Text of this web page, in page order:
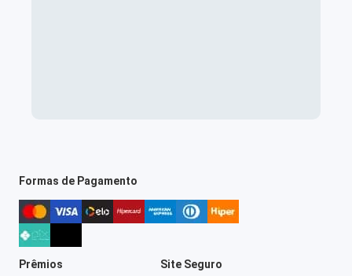
Formas de Pagamento
Prêmios Site Seguro